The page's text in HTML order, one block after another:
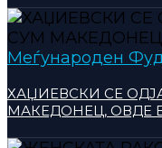
Меѓународен
ХАЏИЕВСКИ СЕ
МАКЕДОНЕЦ, ОВДЕ